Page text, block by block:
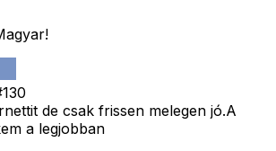
130
de csak frissen melegen jó.A
a legjobban